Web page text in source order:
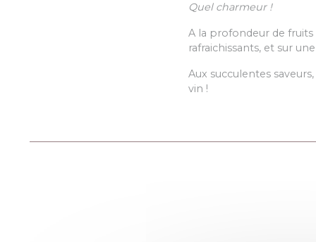
Quel charmeur !
A la profondeur de
rafraichissants, et sur
Aux succulentes
vin !